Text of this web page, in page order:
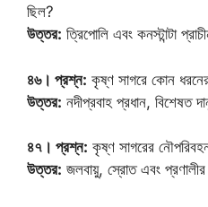
ছিল?
উত্তর: ত্রিপোলি এবং কনস্টান্টা
৪৬। প্রশ্ন: কৃষ্ণ সাগরে কোন
উত্তর: নদীপ্রবাহ প্রধান, বিশেষত
৪৭। প্রশ্ন: কৃষ্ণ সাগরের
উত্তর: জলবায়ু, স্রোত এবং